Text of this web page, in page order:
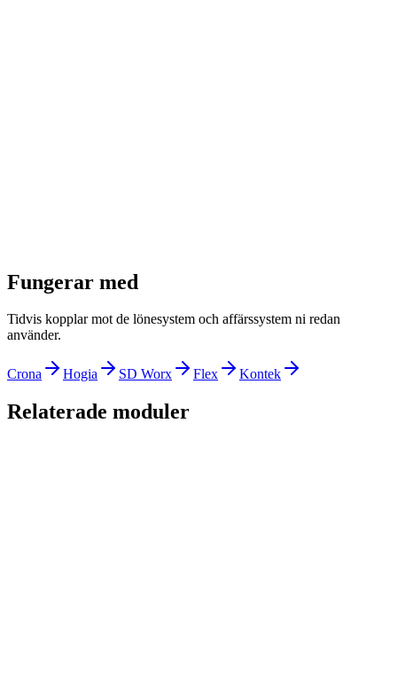
Fungerar med
Tidvis kopplar mot de lönesystem och affärssystem ni redan
använder.
Crona Hogia SD Worx Flex Kontek
Relaterade moduler